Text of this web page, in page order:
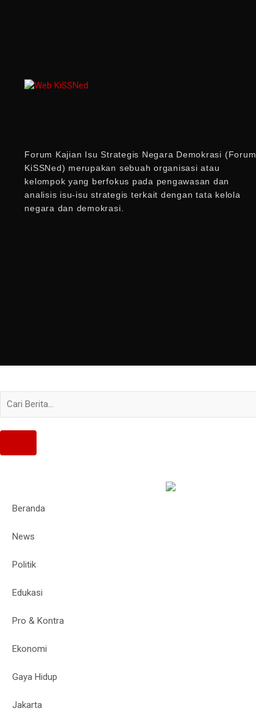
Forum Kajian Isu Strategis Negara Demokrasi (Forum
KiSSNed) merupakan sebuah organisasi atau
kelompok yang berfokus pada pengawasan dan
analisis isu-isu strategis terkait dengan tata kelola
negara dan demokrasi.
Beranda
News
Politik
Edukasi
Pro & Kontra
Ekonomi
Gaya Hidup
Jakarta